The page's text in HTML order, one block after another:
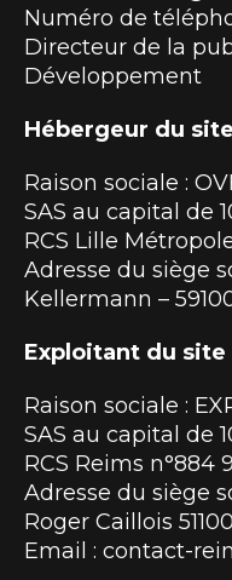
Numéro de
Directeur de la
Développement
Hébergeur du
Raison sociale :
SAS au capital de
RCS Lille
Adresse du siège
Kellermann –
Exploitant du site
Raison sociale :
SAS au capital de
RCS Reims n°884
Adresse du siège
Roger Caillois
Email : contact-